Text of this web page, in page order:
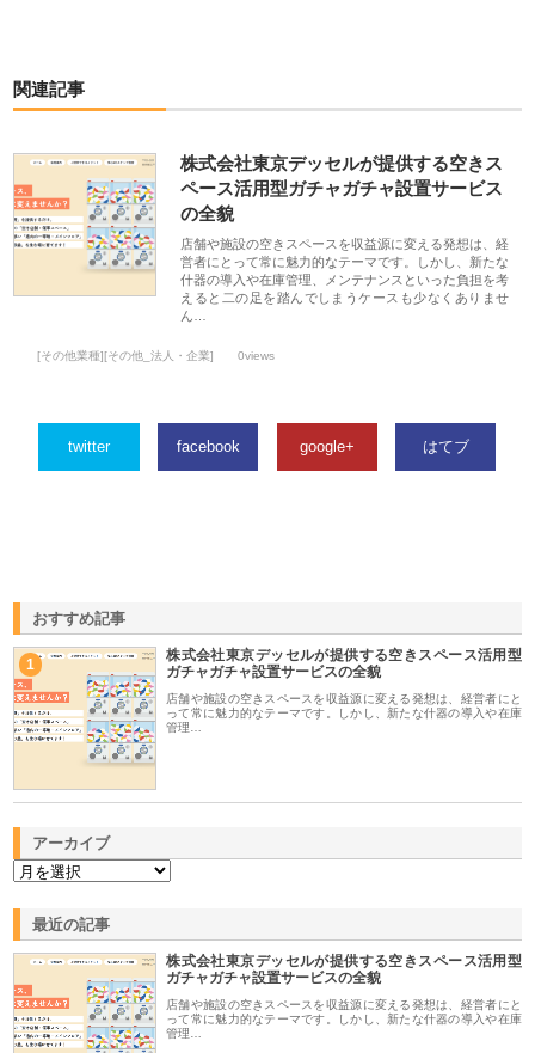
関連記事
株式会社東京デッセルが提供する空きス
ペース活用型ガチャガチャ設置サービス
の全貌
店舗や施設の空きスペースを収益源に変える発想は、経
営者にとって常に魅力的なテーマです。しかし、新たな
什器の導入や在庫管理、メンテナンスといった負担を考
えると二の足を踏んでしまうケースも少なくありませ
ん…
[その他業種][その他_法人・企業] 0views
twitter facebook google+ はてブ
おすすめ記事
1
株式会社東京デッセルが提供する空きスペース活用型
ガチャガチャ設置サービスの全貌
店舗や施設の空きスペースを収益源に変える発想は、経営者にと
って常に魅力的なテーマです。しかし、新たな什器の導入や在庫
管理…
アーカイブ
最近の記事
株式会社東京デッセルが提供する空きスペース活用型
ガチャガチャ設置サービスの全貌
店舗や施設の空きスペースを収益源に変える発想は、経営者にと
って常に魅力的なテーマです。しかし、新たな什器の導入や在庫
管理…